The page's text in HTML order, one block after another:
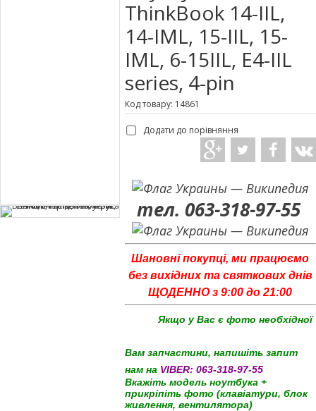
ThinkBook 14-IIL,
14-IML, 15-IIL, 15-
IML, 6-15IIL, E4-IIL
series, 4-pin
Код товару: 14861
Додати до порівняння
тел. 063-318-97-55
Шановні покупці, ми працюємо
без вихідних та святкових днів
ЩОДЕННО з 9:00 до 21:00
Якщо у Вас є фото необхідної
Вам запчастини, напишіть запит
нам на VIBER: 063-318-97-55
Вкажіть модель ноутбука +
прикріпіть фото (клавіатури, блок
живлення, вентилятора)